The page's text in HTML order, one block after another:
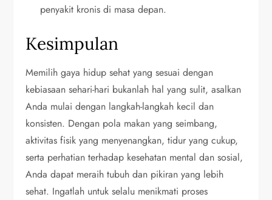
penyakit kronis di masa depan.
Kesimpulan
Memilih gaya hidup sehat yang sesuai dengan
kebiasaan sehari-hari bukanlah hal yang sulit, asalkan
Anda mulai dengan langkah-langkah kecil dan
konsisten. Dengan pola makan yang seimbang,
aktivitas fisik yang menyenangkan, tidur yang cukup,
serta perhatian terhadap kesehatan mental dan sosial,
Anda dapat meraih tubuh dan pikiran yang lebih
sehat. Ingatlah untuk selalu menikmati proses